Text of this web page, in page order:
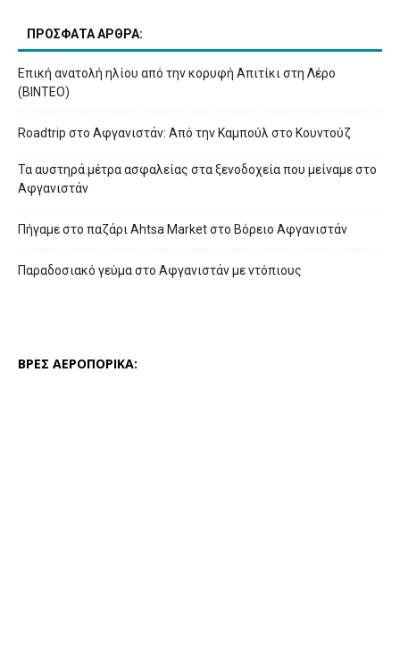
ΠΡΟΣΦΑΤΑ ΑΡΘΡΑ:
Επική ανατολή ηλίου από την κορυφή Απιτίκι στη Λέρο
(ΒΙΝΤΕΟ)
Roadtrip στο Αφγανιστάν: Από την Καμπούλ στο Κουντούζ
Τα αυστηρά μέτρα ασφαλείας στα ξενοδοχεία που μείναμε στο
Αφγανιστάν
Πήγαμε στο παζάρι Ahtsa Market στο Βόρειο Αφγανιστάν
Παραδοσιακό γεύμα στο Αφγανιστάν με ντόπιους
ΒΡΕΣ ΑΕΡΟΠΟΡΙΚΑ: